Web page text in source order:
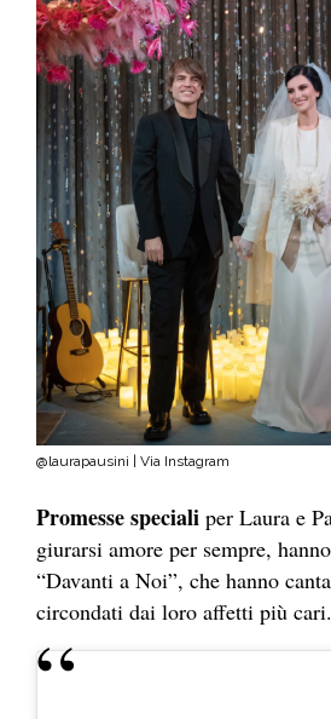
@laurapausini | Via Instagram
Promesse speciali per Laura e
giurarsi amore per sempre,
“Davanti a Noi”, che hanno
circondati dai loro affetti più cari.